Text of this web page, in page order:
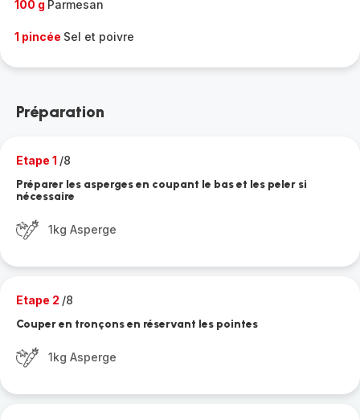
100 g Parmesan
1 pincée Sel et poivre
Préparation
Etape 1 /8
Préparer les asperges en coupant le bas et les peler si
nécessaire
1kg Asperge
Etape 2 /8
Couper en tronçons en réservant les pointes
1kg Asperge